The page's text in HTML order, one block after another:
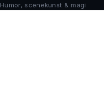
Humor, scenekunst & magi